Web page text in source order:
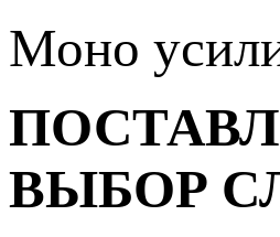
Моно
ВЫБОР